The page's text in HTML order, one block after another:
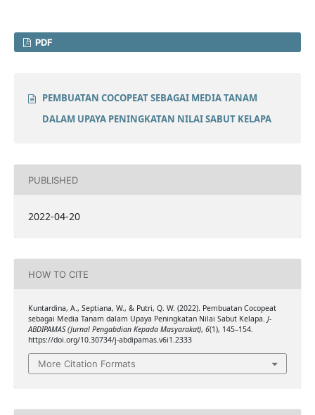
PDF
PEMBUATAN COCOPEAT SEBAGAI MEDIA TANAM
DALAM UPAYA PENINGKATAN NILAI SABUT KELAPA
PUBLISHED
2022-04-20
HOW TO CITE
Kuntardina, A., Septiana, W., & Putri, Q. W. (2022). Pembuatan Cocopeat
sebagai Media Tanam dalam Upaya Peningkatan Nilai Sabut Kelapa. J-
ABDIPAMAS (Jurnal Pengabdian Kepada Masyarakat), 6(1), 145–154.
https://doi.org/10.30734/j-abdipamas.v6i1.2333
More Citation Formats